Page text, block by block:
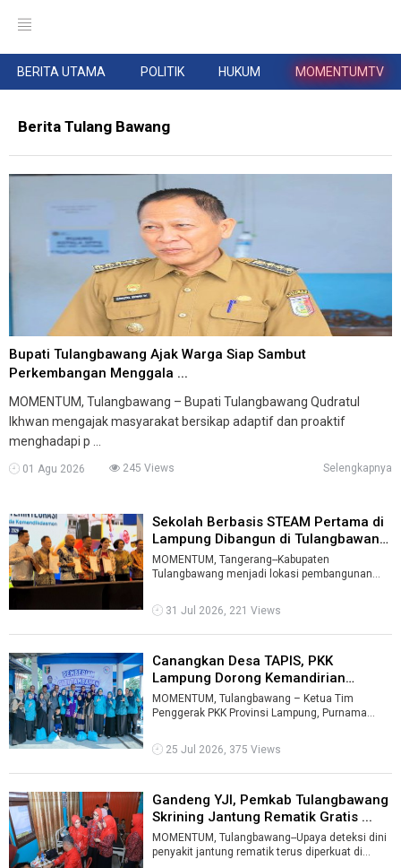
BERITA UTAMA POLITIK HUKUM MOMENTUMTV
Berita Tulang Bawang
Bupati Tulangbawang Ajak Warga Siap Sambut
Perkembangan Menggala ...
MOMENTUM, Tulangbawang – Bupati Tulangbawang Qudratul
Ikhwan mengajak masyarakat bersikap adaptif dan proaktif
menghadapi p ...
01 Agu 2026 245 Views Selengkapnya
Sekolah Berbasis STEAM Pertama di
Lampung Dibangun di Tulangbawan
...
MOMENTUM, Tangerang--Kabupaten
Tulangbawang menjadi lokasi pembangunan
Provins ...
31 Jul 2026, 221 Views
Canangkan Desa TAPIS, PKK
Lampung Dorong Kemandirian
Keluarga ...
MOMENTUM, Tulangbawang – Ketua Tim
Penggerak PKK Provinsi Lampung, Purnama
TAPIS (Ke ...
25 Jul 2026, 375 Views
Gandeng YJI, Pemkab Tulangbawang
Skrining Jantung Rematik Gratis ...
MOMENTUM, Tulangbawang--Upaya deteksi dini
penyakit jantung rematik terus diperkuat di